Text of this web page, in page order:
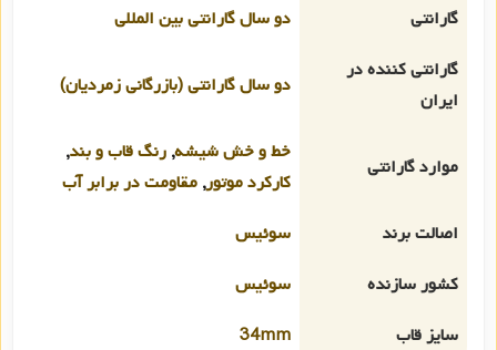
گارانتی
دو سال گارانتی بین المللی
گارانتی کننده در
ایران
دو سال گارانتی (بازرگانی زمردیان)
موارد گارانتی
خط و خش شیشه, رنگ قاب و بند,
کارکرد موتور, مقاومت در برابر آب
اصالت برند
سوئیس
کشور سازنده
سوئیس
سایز قاب
34mm